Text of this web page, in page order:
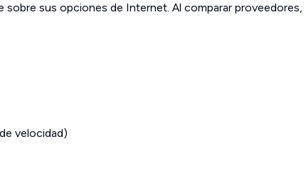
sobre sus opciones de Internet. Al comparar proveedores,
velocidad)